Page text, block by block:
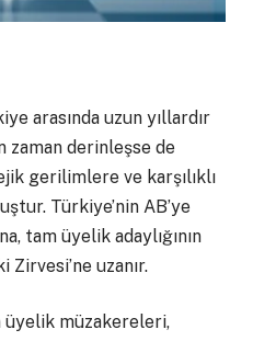
arasında uzun yıllardır
zaman derinleşse de
gerilimlere ve karşılıklı
Türkiye’nin AB’ye
tam üyelik adaylığının
Zirvesi’ne uzanır.
üyelik müzakereleri,